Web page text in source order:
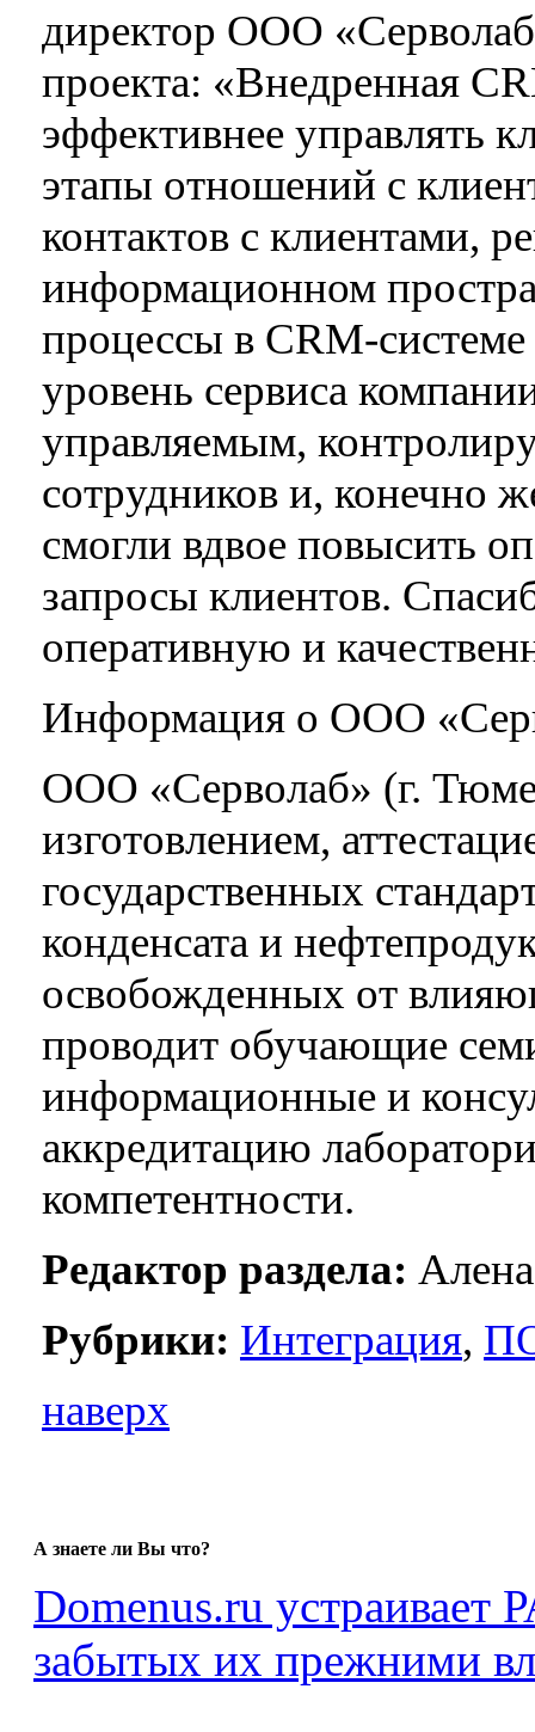
директор ООО
проекта: «Внедренная
эффективнее управлять
этапы отношений с
контактов с клиентами,
информационном
процессы в CRM-
уровень сервиса
управляемым,
сотрудников и, конечно
смогли вдвое повысить
запросы клиентов.
оперативную и
Информация о ООО
ООО «Серволаб» (г.
изготовлением,
государственных
конденсата и
освобожденных от
проводит обучающие
информационные и
аккредитацию
компетентности.
Редактор раздела:
Рубрики: Интеграция,
наверх
А знаете ли Вы что?
Domenus.ru
забытых их прежними